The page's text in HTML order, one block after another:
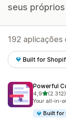
seus
192 aplicações
Built for
Powerful
4,9de 5(2.312)
2312 total
Your all-in-
Built for